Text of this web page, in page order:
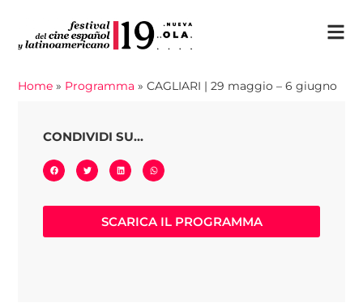
Home » Programma »CAGLIARI | 29 maggio – 6 giugno
CONDIVIDI SU...
SCARICA IL PROGRAMMA